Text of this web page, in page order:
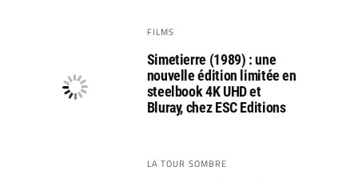
FILMS
Simetierre (1989) : une
nouvelle édition limitée en
steelbook 4K UHD et
Bluray, chez ESC Editions
LA TOUR SOMBRE